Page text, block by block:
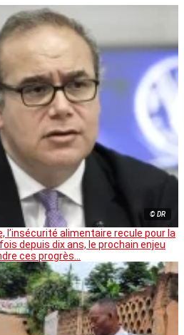
© DR
l’insécurité alimentaire recule pour la
depuis dix ans, le prochain enjeu
ces progrès…